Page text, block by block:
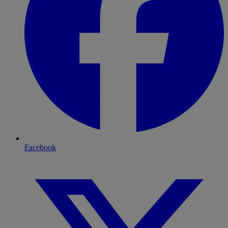
Facebook